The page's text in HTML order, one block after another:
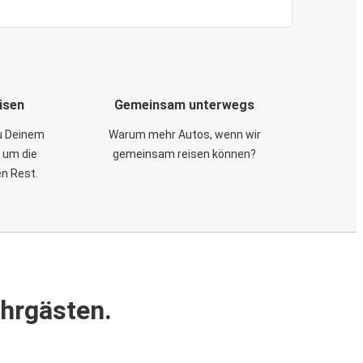
Deinem
die
Rest.
Gemeinsam unterwegs
Warum mehr Autos, wenn wir
gemeinsam reisen können?